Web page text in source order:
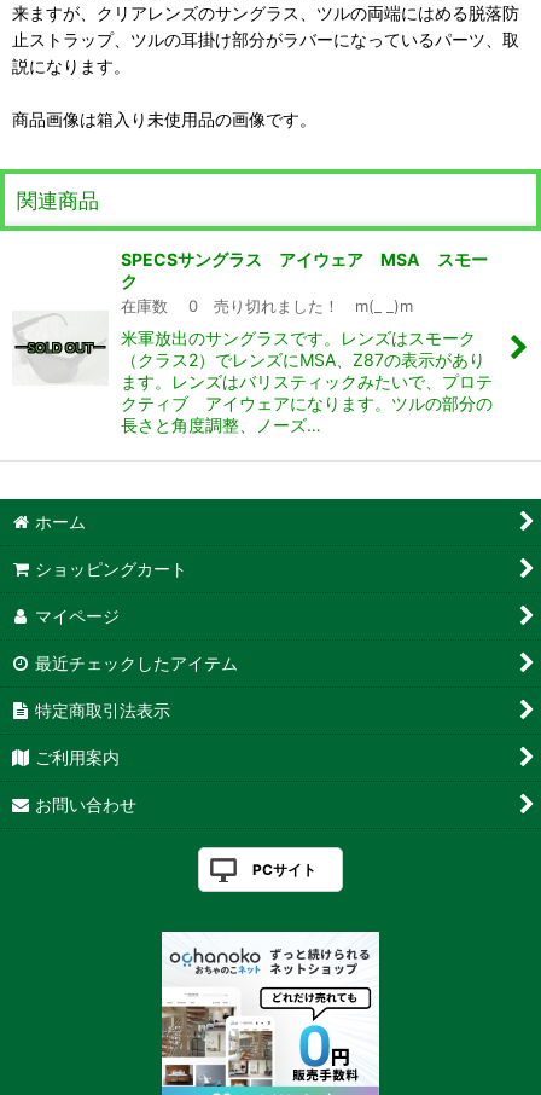
来ますが、クリアレンズのサングラス、ツルの両端にはめる脱落防
止ストラップ、ツルの耳掛け部分がラバーになっているパーツ、取
説になります。
商品画像は箱入り未使用品の画像です。
関連商品
SPECSサングラス アイウェア MSA スモー
ク
在庫数 0 売り切れました！ m(_ _)m
米軍放出のサングラスです。レンズはスモーク
（クラス2）でレンズにMSA、Z87の表示があり
ます。レンズはバリスティックみたいで、プロテ
クティブ アイウェアになります。ツルの部分の
長さと角度調整、ノーズ…
ホーム
ショッピングカート
マイページ
最近チェックしたアイテム
特定商取引法表示
ご利用案内
お問い合わせ
PCサイト